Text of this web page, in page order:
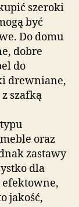
szeroki
być
Do domu
dobre
do
drewniane,
szafką
oraz
zastawy
dla
efektowne,
jakość,